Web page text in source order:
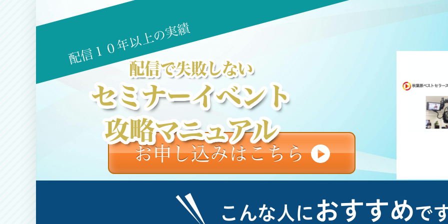
配信１０年以上の実績
配信で失敗しない
セミナーイベント
攻略マニュアル
お申し込みはこちら
こんな人におすすめで